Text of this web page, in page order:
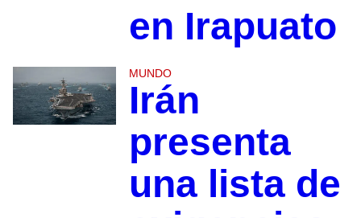
en Irapuato
MUNDO
Irán
presenta
una lista de